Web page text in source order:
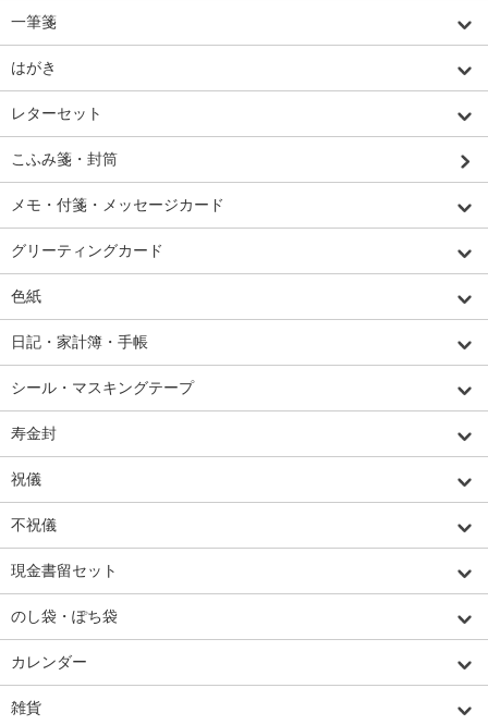
一筆箋
はがき
レターセット
こふみ箋・封筒
メモ・付箋・メッセージカード
グリーティングカード
色紙
日記・家計簿・手帳
シール・マスキングテープ
寿金封
祝儀
不祝儀
現金書留セット
のし袋・ぽち袋
カレンダー
雑貨